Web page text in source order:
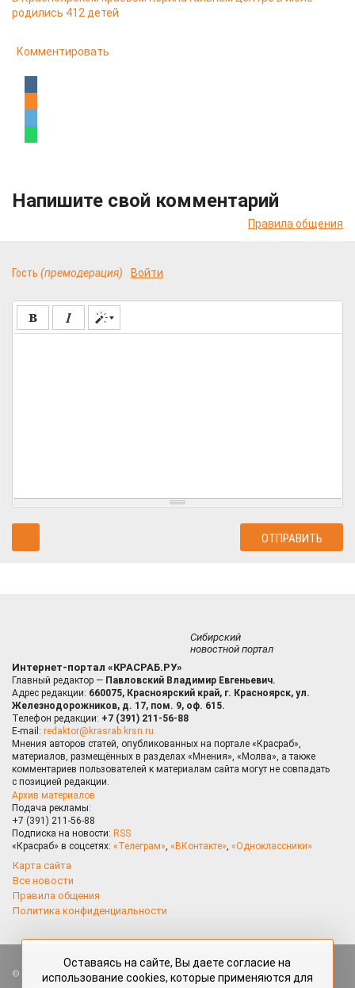
родились 412 детей
Комментировать
Напишите свой комментарий
Правила общения
Гость (премодерация) Войти
Сибирский
новостной портал
Интернет-портал «КРАСРАБ.РУ»
Главный редактор — Павловский Владимир Евгеньевич.
Адрес редакции: 660075, Красноярский край, г. Красноярск, ул.
Железнодорожников, д. 17, пом. 9, оф. 615.
Телефон редакции: +7 (391) 211-56-88
E-mail: redaktor@krasrab.krsn.ru
Мнения авторов статей, опубликованных на портале «Красраб»,
материалов, размещённых в разделах «Мнения», «Молва», а также
комментариев пользователей к материалам сайта могут не совпадать
с позицией редакции.
Архив материалов
Подача рекламы:
+7 (391) 211-56-88
Подписка на новости: RSS
«Красраб» в соцсетях: «Телеграм», «ВКонтакте», «Одноклассники»
Карта сайта
Все новости
Правила общения
Политика конфиденциальности
Все права защищены. Любые материалы, размещённые на портале
Оставаясь на сайте, Вы даете согласие на
использование cookies, которые применяются для